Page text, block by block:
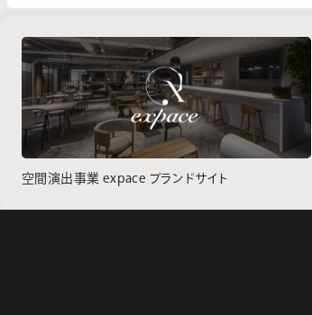
空間演出事業 expace ブランドサイト